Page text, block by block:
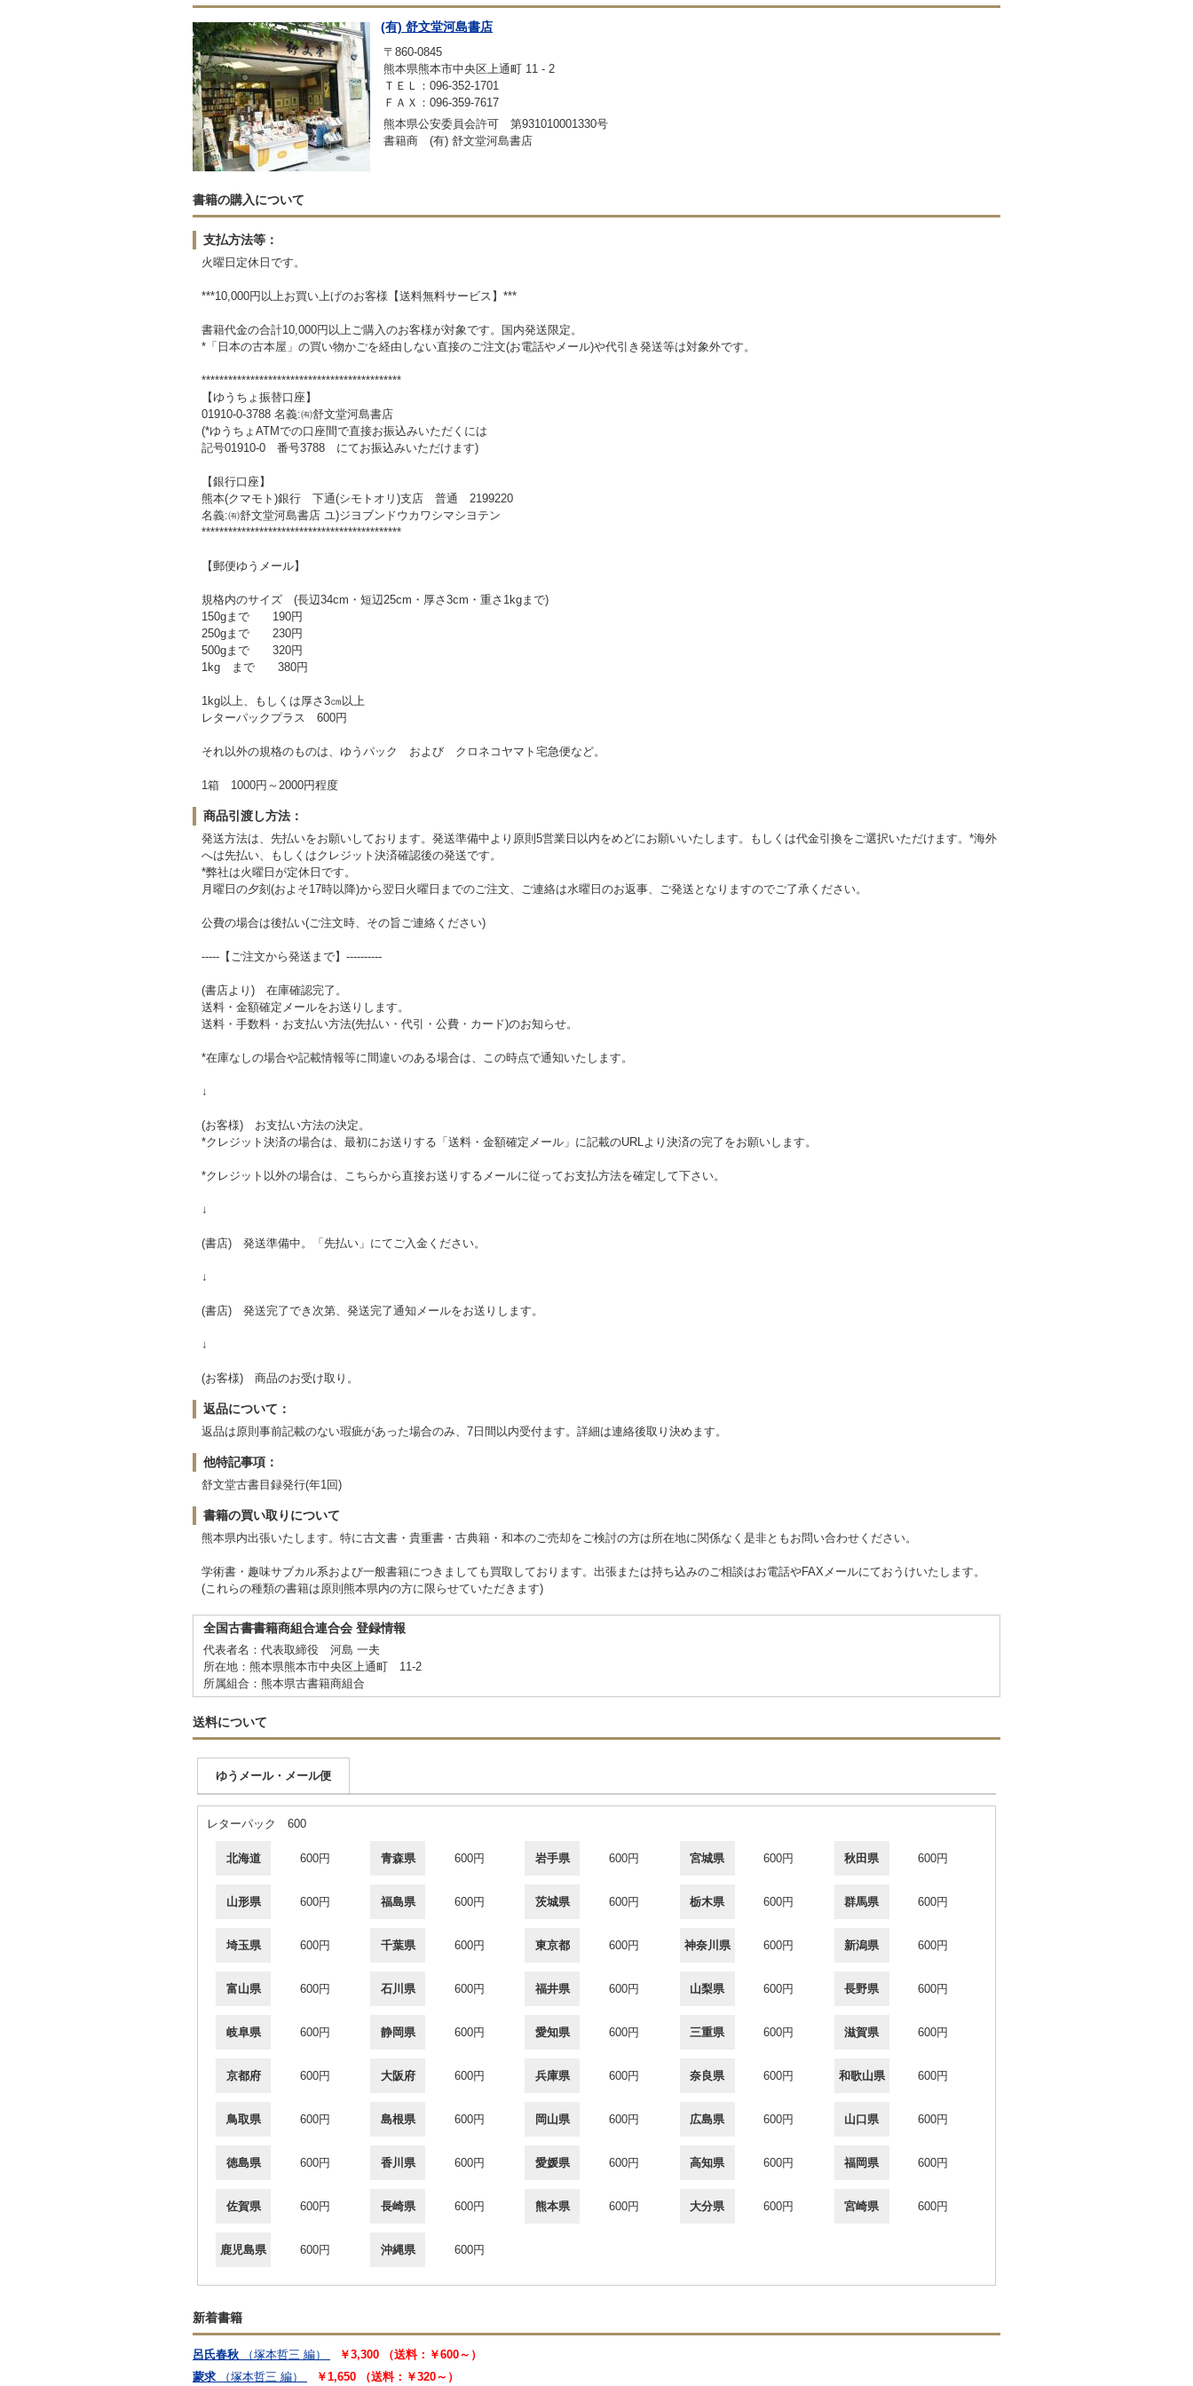
(有) 舒文堂河島書店
〒860-0845
熊本県熊本市中央区上通町 11 - 2
ＴＥＬ：096-352-1701
ＦＡＸ：096-359-7617
熊本県公安委員会許可 第931010001330号
書籍商 (有) 舒文堂河島書店
書籍の購入について
支払方法等：
火曜日定休日です。
***10,000円以上お買い上げのお客様【送料無料サービス】***
書籍代金の合計10,000円以上ご購入のお客様が対象です。国内発送限定。
*「日本の古本屋」の買い物かごを経由しない直接のご注文(お電話やメール)や代引き発送等は対象外です。
*********************************************
【ゆうちょ振替口座】
01910-0-3788 名義:㈲舒文堂河島書店
(*ゆうちょATMでの口座間で直接お振込みいただくには
記号01910-0 番号3788 にてお振込みいただけます)
【銀行口座】
熊本(クマモト)銀行 下通(シモトオリ)支店 普通 2199220
名義:㈲舒文堂河島書店 ユ)ジヨブンドウカワシマシヨテン
*********************************************
【郵便ゆうメール】
規格内のサイズ (長辺34cm・短辺25cm・厚さ3cm・重さ1kgまで)
150gまで 190円
250gまで 230円
500gまで 320円
1kg まで 380円
1kg以上、もしくは厚さ3㎝以上
レターパックプラス 600円
それ以外の規格のものは、ゆうパック および クロネコヤマト宅急便など。
1箱 1000円～2000円程度
商品引渡し方法：
発送方法は、先払いをお願いしております。発送準備中より原則5営業日以内をめどにお願いいたします。もしくは代金引換をご選択いただけます。*海外
へは先払い、もしくはクレジット決済確認後の発送です。
*弊社は火曜日が定休日です。
月曜日の夕刻(およそ17時以降)から翌日火曜日までのご注文、ご連絡は水曜日のお返事、ご発送となりますのでご了承ください。
公費の場合は後払い(ご注文時、その旨ご連絡ください)
-----【ご注文から発送まで】----------
(書店より) 在庫確認完了。
送料・金額確定メールをお送りします。
送料・手数料・お支払い方法(先払い・代引・公費・カード)のお知らせ。
*在庫なしの場合や記載情報等に間違いのある場合は、この時点で通知いたします。
↓
(お客様) お支払い方法の決定。
*クレジット決済の場合は、最初にお送りする「送料・金額確定メール」に記載のURLより決済の完了をお願いします。
*クレジット以外の場合は、こちらから直接お送りするメールに従ってお支払方法を確定して下さい。
↓
(書店) 発送準備中。「先払い」にてご入金ください。
↓
(書店) 発送完了でき次第、発送完了通知メールをお送りします。
↓
(お客様) 商品のお受け取り。
返品について：
返品は原則事前記載のない瑕疵があった場合のみ、7日間以内受付ます。詳細は連絡後取り決めます。
他特記事項：
舒文堂古書目録発行(年1回)
書籍の買い取りについて
熊本県内出張いたします。特に古文書・貴重書・古典籍・和本のご売却をご検討の方は所在地に関係なく是非ともお問い合わせください。
学術書・趣味サブカル系および一般書籍につきましても買取しております。出張または持ち込みのご相談はお電話やFAXメールにておうけいたします。
(これらの種類の書籍は原則熊本県内の方に限らせていただきます)
全国古書書籍商組合連合会 登録情報
代表者名：代表取締役 河島 一夫
所在地：熊本県熊本市中央区上通町 11-2
所属組合：熊本県古書籍商組合
送料について
ゆうメール・メール便
レターパック 600
北海道 600円 青森県 600円 岩手県 600円 宮城県 600円 秋田県 600円
山形県 600円 福島県 600円 茨城県 600円 栃木県 600円 群馬県 600円
埼玉県 600円 千葉県 600円 東京都 600円 神奈川県 600円 新潟県 600円
富山県 600円 石川県 600円 福井県 600円 山梨県 600円 長野県 600円
岐阜県 600円 静岡県 600円 愛知県 600円 三重県 600円 滋賀県 600円
京都府 600円 大阪府 600円 兵庫県 600円 奈良県 600円 和歌山県 600円
鳥取県 600円 島根県 600円 岡山県 600円 広島県 600円 山口県 600円
徳島県 600円 香川県 600円 愛媛県 600円 高知県 600円 福岡県 600円
佐賀県 600円 長崎県 600円 熊本県 600円 大分県 600円 宮崎県 600円
鹿児島県 600円 沖縄県 600円
新着書籍
呂氏春秋 （塚本哲三 編）
￥3,300 （送料：￥600～）
蒙求
（塚本哲三 編） ￥1,650 （送料：￥320～）